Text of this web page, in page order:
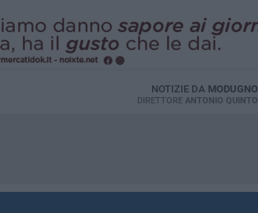
NOTIZIE DA MODUGNO
DIRETTORE ANTONIO QUINTO